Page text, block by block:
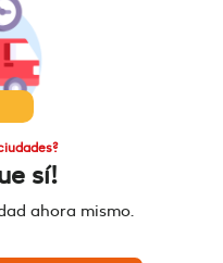
sí!
ahora mismo.